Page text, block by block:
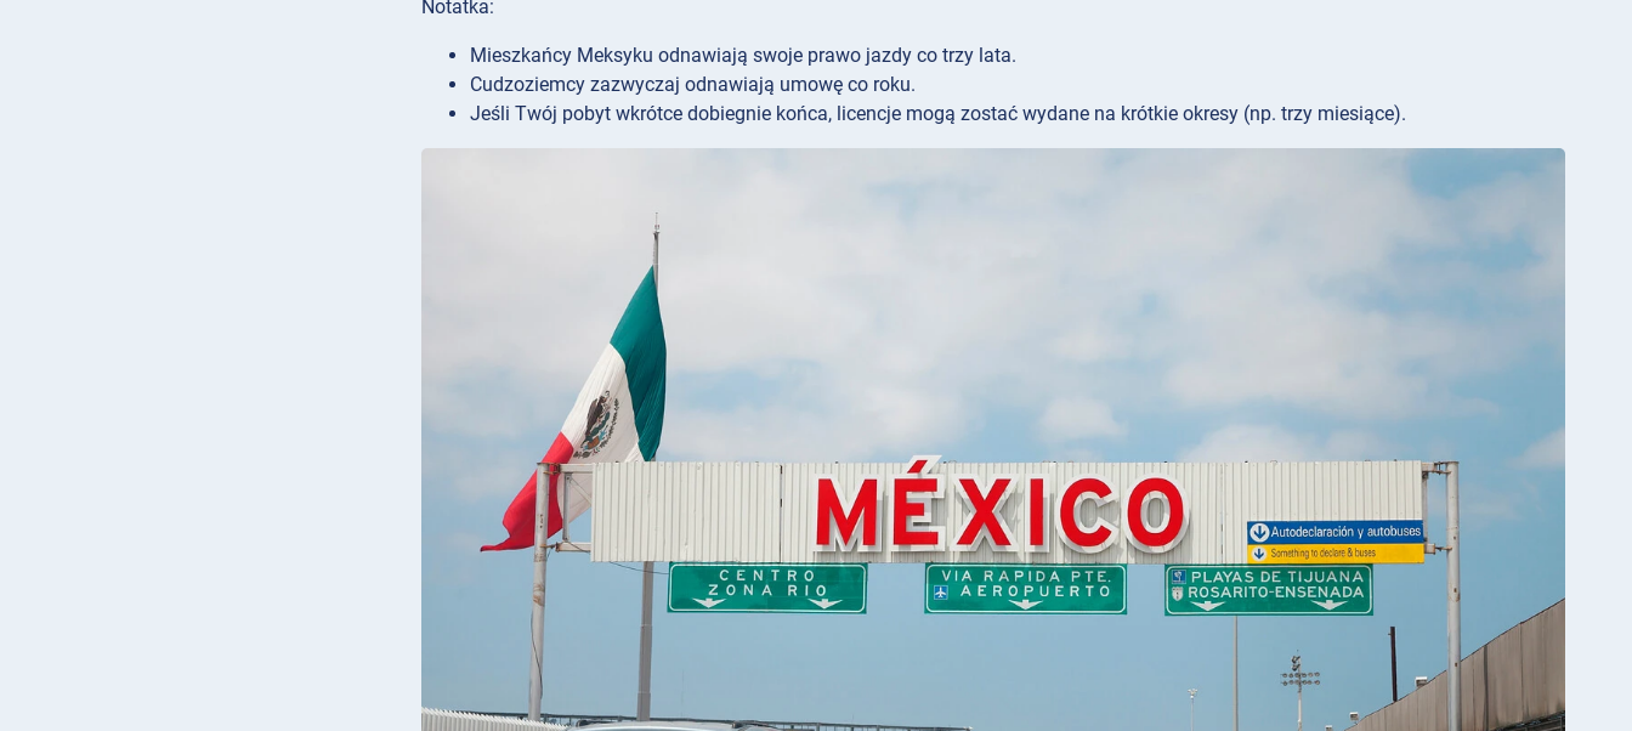
Notatka:
Mieszkańcy Meksyku odnawiają swoje prawo jazdy co trzy lata.
Cudzoziemcy zazwyczaj odnawiają umowę co roku.
Jeśli Twój pobyt wkrótce dobiegnie końca, licencje mogą zostać wydane na krótkie okresy (np. trzy miesiące).